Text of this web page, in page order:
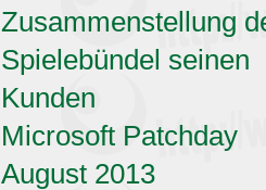
Zusammenstellung
Spielebündel seinen
Kunden
Microsoft Patchday
August 2013